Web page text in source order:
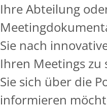
Ihre Abteilung
Sie nach
Ihren Meetings zu
Sie sich über die
informieren